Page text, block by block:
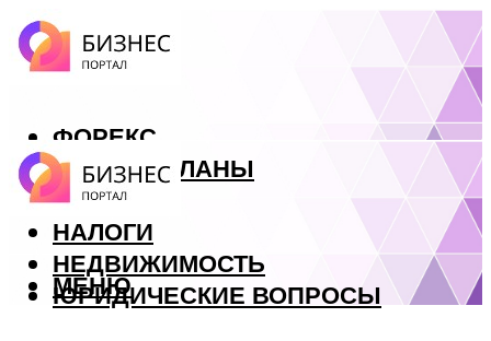
ФОРЕКС
БИЗНЕС ПЛАНЫ
КРЕДИТЫ
НАЛОГИ
НЕДВИЖИМОСТЬ
ЮРИДИЧЕСКИЕ ВОПРОСЫ
МЕНЮ